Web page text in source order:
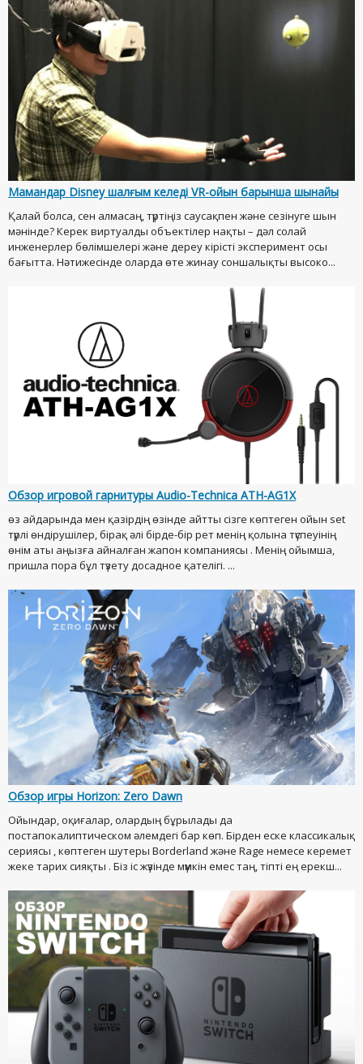
Мамандар Disney шалғым келеді VR-ойын барынша шынайы
Қалай болса, сен алмасаң, түртіңіз саусақпен және сезінуге шын
мәнінде? Керек виртуалды объектілер нақты – дәл солай
инженерлер бөлімшелері және дереу кірісті эксперимент осы
бағытта. Нәтижесінде оларда өте жинау соншалықты высоко...
Обзор игровой гарнитуры Audio-Technica ATH-AG1X
өз айдарында мен қазірдің өзінде айтты сізге көптеген ойын set
түрлі өндірушілер, бірақ әлі бірде-бір рет менің қолына түспеуінің
өнім аты аңызға айналған жапон компаниясы . Менің ойымша,
пришла пора бұл түзету досадное қателігі. ...
Обзор игры Horizon: Zero Dawn
Ойындар, оқиғалар, олардың бұрылады да
постапокалиптическом әлемдегі бар көп. Бірден еске классикалық
сериясы , көптеген шутеры Borderland және Rage немесе керемет
жеке тарих сияқты . Біз іс жүзінде мүмкін емес таң, тіпті ең ерекш...